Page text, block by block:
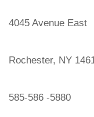
4045 Avenue East
Rochester, NY
585-586 -5880